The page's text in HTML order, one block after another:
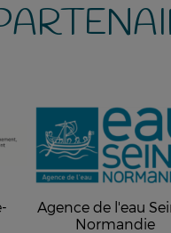
Agence de l'eau
Normandie